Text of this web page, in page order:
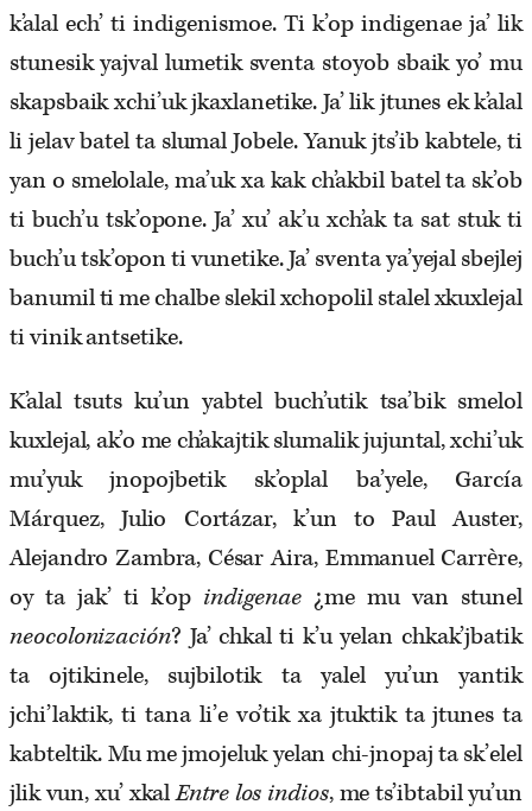
k’alal ech’ ti indigenismoe. Ti k’op indigenae ja’ lik
stunesik yajval lumetik sventa stoyob sbaik yo’ mu
skapsbaik xchi’uk jkaxlanetike. Ja’ lik jtunes ek k’alal
li jelav batel ta slumal Jobele. Yanuk jts’ib kabtele, ti
yan o smelolale, ma’uk xa kak ch’akbil batel ta sk’ob
ti buch’u tsk’opone. Ja’ xu’ ak’u xch’ak ta sat stuk ti
buch’u tsk’opon ti vunetike. Ja’ sventa ya’yejal sbejlej
banumil ti me chalbe slekil xchopolil stalel xkuxlejal
ti vinik antsetike.
K’alal tsuts ku’un yabtel buch’utik tsa’bik smelol
kuxlejal, ak’o me ch’akajtik slumalik jujuntal, xchi’uk
mu’yuk jnopojbetik sk’oplal ba’yele, García
Márquez, Julio Cortázar, k’un to Paul Auster,
Alejandro Zambra, César Aira, Emmanuel Carrère,
oy ta jak’ ti k’op indigenae¿me mu van stunel
neocolonización? Ja’ chkal ti k’u yelan chkak’jbatik
ta ojtikinele, sujbilotik ta yalel yu’un yantik
jchi’laktik, ti tana li’e vo’tik xa jtuktik ta jtunes ta
kabteltik. Mu me jmojeluk yelan chi-jnopaj ta sk’elel
jlik vun, xu’ xkalEntre los indios, me ts’ibtabil yu’un